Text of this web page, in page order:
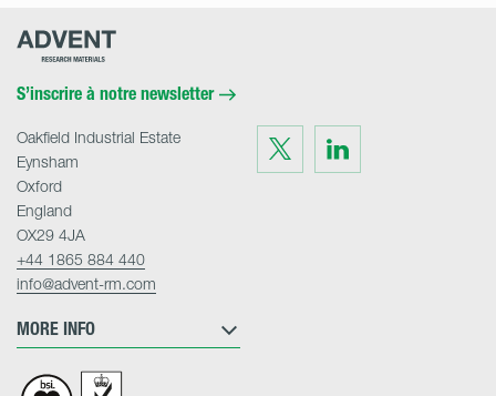
Advent
S’inscrire à notre newsletter
Visit
us
on
Twitter
Visit
on
LinkedIn
MORE INFO
Oakfield Industrial Estate
Eynsham
Oxford
England
OX29 4JA
+44 1865 884 440
info@advent-rm.com